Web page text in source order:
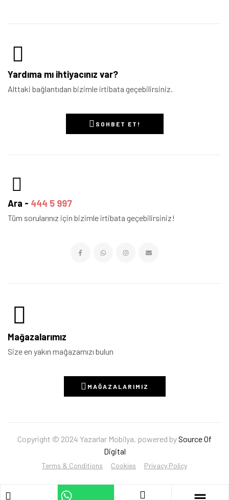
Yardıma mı ihtiyacınız var?
Alttaki bağlantıdan bizimle irtibata geçebilirsiniz.
SOHBET ET!
Ara - 444 5 997
Tüm sorularınız için bizimle irtibata geçebilirsiniz!
Mağazalarımız
Size en yakın mağazamızı bulun
MAĞAZALARIMIZ
Copyright © 2024 Yazarlar Mobilya. powered bySource Of
Digital
Terms & Conditions Cookies Privacy Policy